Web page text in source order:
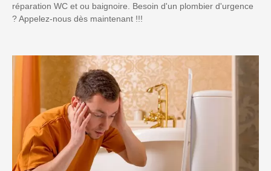
réparation WC et ou baignoire. Besoin d'un plombier d'urgence
? Appelez-nous dès maintenant !!!